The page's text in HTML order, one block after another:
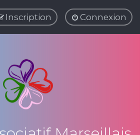
Connexion
Inscription